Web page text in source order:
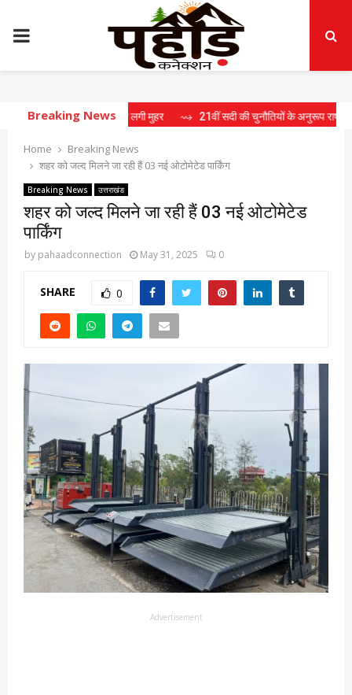
PRIMARY
MENU
Breaking News
में 15 प्रस्तावों पर लगी मुहर ⇝ 21वीं सदी की चुनौतियों के अनुरूप राष्ट्र निर्माण के
Home
Breaking News
शहर को जल्द मिलने जा रही हैं 03 नई ओटोमेटेड पार्किंग
Breaking News उत्तराखंड
शहर को जल्द मिलने जा रही हैं 03 नई ओटोमेटेड
पार्किंग
by pahaadconnection May 31, 2025 0
SHARE 0
Advertisement